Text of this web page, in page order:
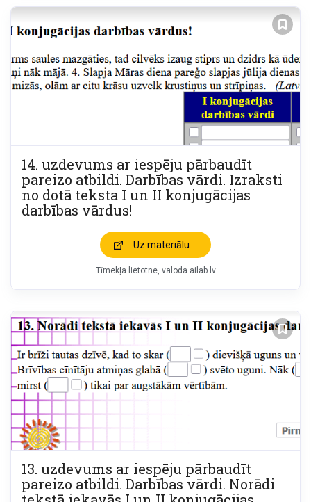
14. uzdevums ar iespēju pārbaudīt
pareizo atbildi. Darbības vārdi. Izraksti
no dotā teksta I un II konjugācijas
darbības vārdus!
Uz materiālu
Tīmekļa lietotne valoda.ailab.lv
13. uzdevums ar iespēju pārbaudīt
pareizo atbildi. Darbības vārdi. Norādi